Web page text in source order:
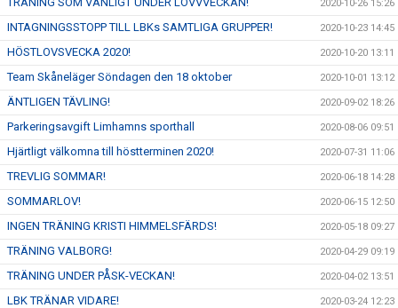
2020-10-26 15:26
INTAGNINGSSTOPP TILL LBKs SAMTLIGA GRUPPER! 2020-10-23 14:45
HÖSTLOVSVECKA 2020! 2020-10-20 13:11
Team Skåneläger Söndagen den 18 oktober 2020-10-01 13:12
ÄNTLIGEN TÄVLING! 2020-09-02 18:26
Parkeringsavgift Limhamns sporthall 2020-08-06 09:51
Hjärtligt välkomna till höstterminen 2020! 2020-07-31 11:06
TREVLIG SOMMAR! 2020-06-18 14:28
SOMMARLOV! 2020-06-15 12:50
INGEN TRÄNING KRISTI HIMMELSFÄRDS! 2020-05-18 09:27
TRÄNING VALBORG! 2020-04-29 09:19
TRÄNING UNDER PÅSK-VECKAN! 2020-04-02 13:51
LBK TRÄNAR VIDARE! 2020-03-24 12:23